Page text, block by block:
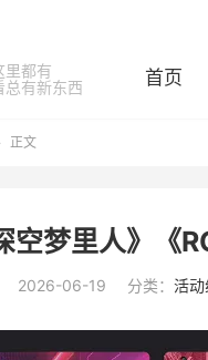
里都有
总有新东西
首页
正文
空梦里人》《
2026-06-19 分类： 活动